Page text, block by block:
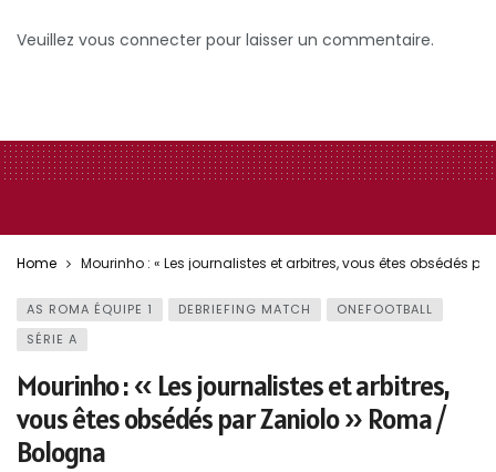
Veuillez vous connecter pour laisser un commentaire.
Home Mourinho : « Les journalistes et arbitres, vous êtes obsédés
AS ROMA ÉQUIPE 1 DEBRIEFING MATCH
ONEFOOTBALL
SÉRIE A
Mourinho : « Les journalistes et arbitres,
vous êtes obsédés par Zaniolo » Roma /
Bologna